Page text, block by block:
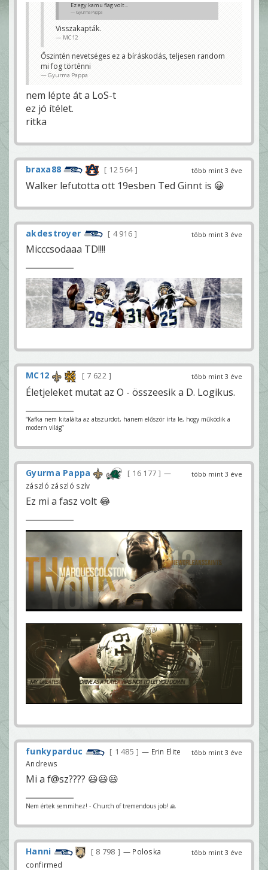
Ez egy kamu flag volt...
Gyurma Pappa
Visszakapták.
MC12
Őszintén nevetséges ez a bíráskodás, teljesen random
mi fog történni
Gyurma Pappa
nem lépte át a LoS-t
ez jó ítélet.
ritka
több mint 3 éve
braxa88 12 564
Walker lefutotta ott 19esben Ted Ginnt is 😀
több mint 3 éve
akdestroyer 4 916
Micccsodaaa TD!!!!
több mint 3 éve
MC12 7 622
Életjeleket mutat az O - összeesik a D. Logikus.
“Kafka nem kitalálta az abszurdot, hanem először írta le, hogy működik a
modern világ”
több mint 3 éve
Gyurma Pappa 16 177
—
zászló zászló szív
Ez mi a fasz volt 😂
több mint 3 éve
funkyparduc 1 485
— Erin Elite
Andrews
Mi a f@sz???? 😃😃😃
Nem értek semmihez! - Church of tremendous job! 🙏
több mint 3 éve
Hanni 8 798
— Poloska
confirmed